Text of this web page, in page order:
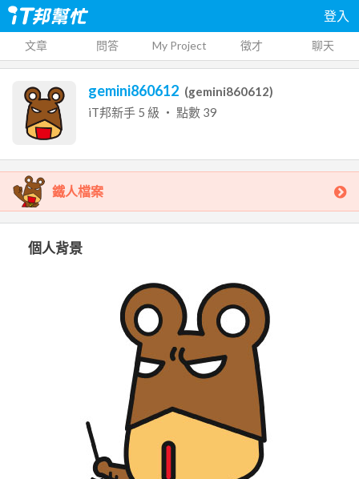
登入
文章 問答 My Project 徵才 聊天
gemini860612 (gemini860612)
iT邦新手 5 級 ‧ 點數 39
鐵人檔案
個人背景